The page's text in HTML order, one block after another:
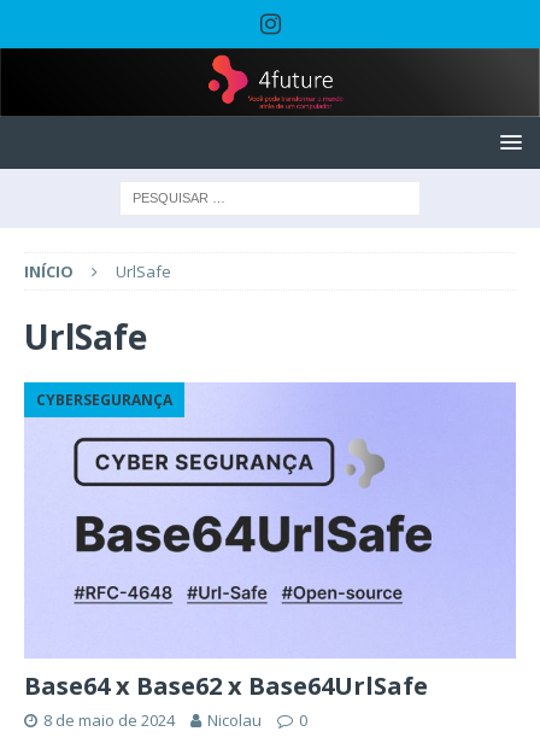
INÍCIO UrlSafe
UrlSafe
CYBERSEGURANÇA
Base64 x Base62 x Base64UrlSafe
8 de maio de 2024 Nicolau 0